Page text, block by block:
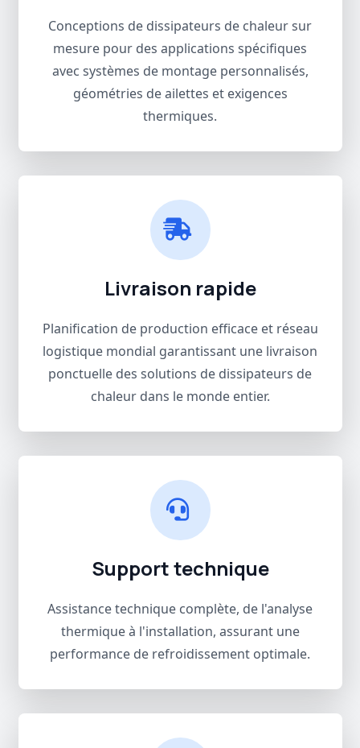
Conceptions de dissipateurs de chaleur sur
mesure pour des applications spécifiques
avec systèmes de montage personnalisés,
géométries de ailettes et exigences
thermiques.
Livraison rapide
Planification de production efficace et réseau
logistique mondial garantissant une livraison
ponctuelle des solutions de dissipateurs de
chaleur dans le monde entier.
Support technique
Assistance technique complète, de l'analyse
thermique à l'installation, assurant une
performance de refroidissement optimale.